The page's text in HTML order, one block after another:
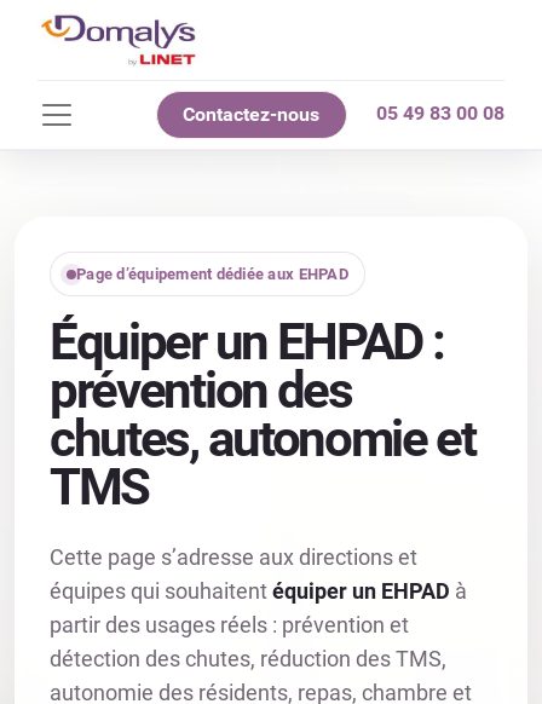
Contactez-nous 05 49 83 00 08
Page d’équipement dédiée aux EHPAD
Équiper un EHPAD :
prévention des
chutes, autonomie et
TMS
Cette page s’adresse aux directions et
équipes qui souhaitentéquiper un EHPAD à
partir des usages réels : prévention et
détection des chutes, réduction des TMS,
autonomie des résidents, repas, chambre et